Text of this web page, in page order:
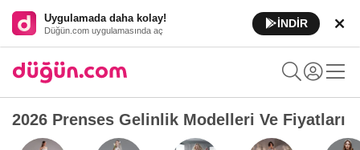
Uygulamada daha kolay!
Düğün.com uygulamasında aç
İNDİR
2026 Prenses Gelinlik Modelleri Ve Fiyatları